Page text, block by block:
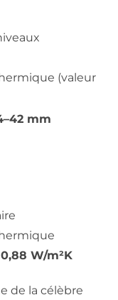
(valeur
mm
0,88 W/m²K
de la célèbre